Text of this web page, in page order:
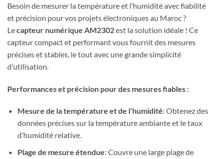
Besoin de mesurer la température et l’humidité avec fiabilité
et précision pour vos projets électroniques au Maroc ?
Lecapteur numérique AM2302est la solution idéale ! Ce
capteur compact et performant vous fournit des mesures
précises et stables, le tout avec une grande simplicité
d’utilisation.
Performances et précision pour des mesures fiables :
Mesure de la température et de l’humidité: Obtenez des
données précises sur la température ambiante et le taux
d’humidité relative.
Plage de mesure étendue: Couvre une large plage de